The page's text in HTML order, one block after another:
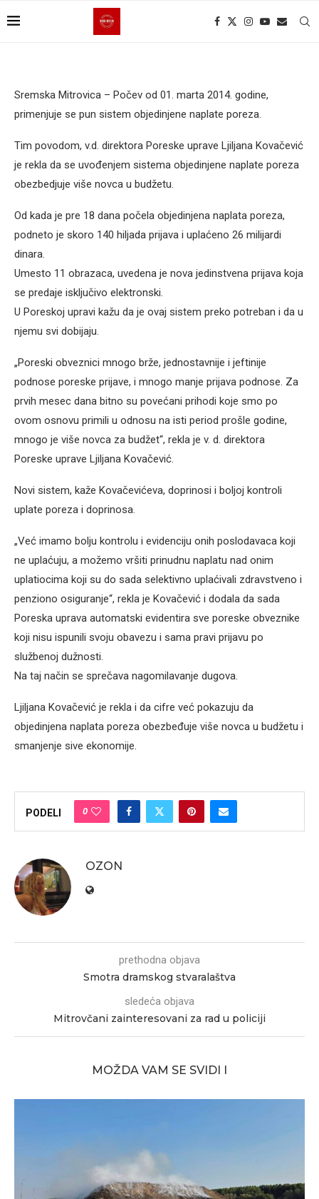
Sremska Mitrovica – Počev od 01. marta 2014. godine,
primenjuje se pun sistem objedinjene naplate poreza.
Tim povodom, v.d. direktora Poreske uprave Ljiljana Kovačević
je rekla da se uvođenjem sistema objedinjene naplate poreza
obezbedjuje više novca u budžetu.
Od kada je pre 18 dana počela objedinjena naplata poreza,
podneto je skoro 140 hiljada prijava i uplaćeno 26 milijardi
dinara.
Umesto 11 obrazaca, uvedena je nova jedinstvena prijava koja
se predaje isključivo elektronski.
U Poreskoj upravi kažu da je ovaj sistem preko potreban i da u
njemu svi dobijaju.
„Poreski obveznici mnogo brže, jednostavnije i jeftinije
podnose poreske prijave, i mnogo manje prijava podnose. Za
prvih mesec dana bitno su povećani prihodi koje smo po
ovom osnovu primili u odnosu na isti period prošle godine,
mnogo je više novca za budžet“, rekla je v. d. direktora
Poreske uprave Ljiljana Kovačević.
Novi sistem, kaže Kovačevićeva, doprinosi i boljoj kontroli
uplate poreza i doprinosa.
„Već imamo bolju kontrolu i evidenciju onih poslodavaca koji
ne uplaćuju, a možemo vršiti prinudnu naplatu nad onim
uplatiocima koji su do sada selektivno uplaćivali zdravstveno i
penziono osiguranje“, rekla je Kovačević i dodala da sada
Poreska uprava automatski evidentira sve poreske obveznike
koji nisu ispunili svoju obavezu i sama pravi prijavu po
službenoj dužnosti.
Na taj način se sprečava nagomilavanje dugova.
Ljiljana Kovačević je rekla i da cifre već pokazuju da
objedinjena naplata poreza obezbeđuje više novca u budžetu i
smanjenje sive ekonomije.
PODELI 0
OZON
prethodna objava
Smotra dramskog stvaralaštva
sledeća objava
Mitrovčani zainteresovani za rad u policiji
MOŽDA VAM SE SVIDI I